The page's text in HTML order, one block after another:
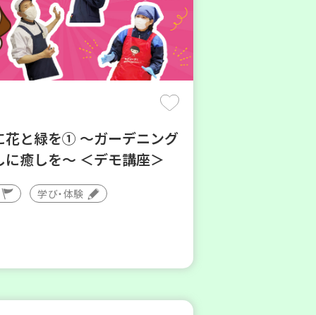
花と緑を① ～ガーデニング
に癒しを～ ＜デモ講座＞
学び・体験